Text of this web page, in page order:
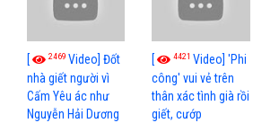
[ 2469 Video] Đốt
nhà giết người vì
Cấm Yêu ác như
Nguyễn Hải Dương
[ 4421Video] 'Phi
công' vui vẻ trên
thân xác tình già rồi
giết, cướp